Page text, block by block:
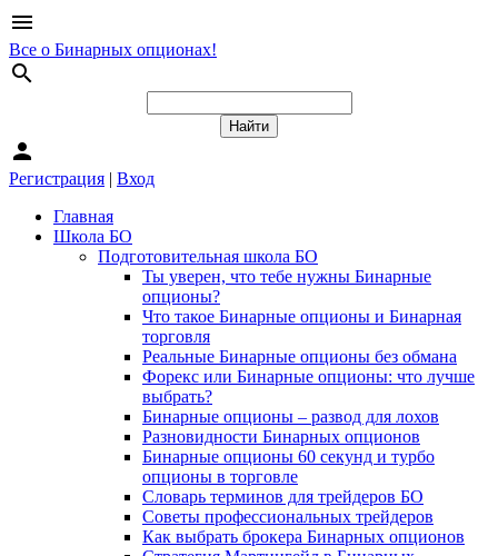
menu
Все о Бинарных опционах!
search
person
Регистрация | Вход
Главная
Школа БО
Подготовительная школа БО
Ты уверен, что тебе нужны Бинарные
опционы?
Что такое Бинарные опционы и Бинарная
торговля
Реальные Бинарные опционы без обмана
Форекс или Бинарные опционы: что лучше
выбрать?
Бинарные опционы – развод для лохов
Разновидности Бинарных опционов
Бинарные опционы 60 секунд и турбо
опционы в торговле
Словарь терминов для трейдеров БО
Советы профессиональных трейдеров
Как выбрать брокера Бинарных опционов